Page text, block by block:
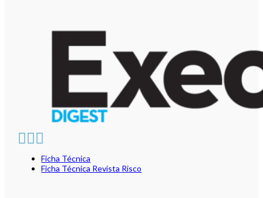
Ficha Técnica
Ficha Técnica Revista Risco